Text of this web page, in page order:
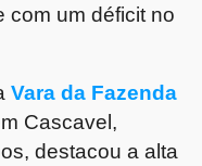
com um déficit no
Vara da Fazenda
Cascavel,
destacou a alta